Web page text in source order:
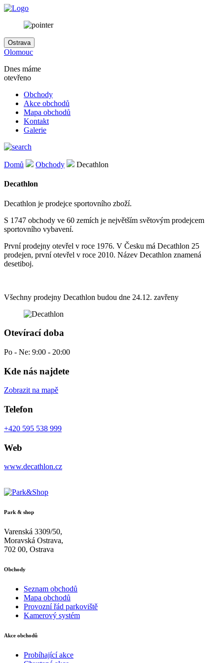
Ostrava
Olomouc
Dnes máme
otevřeno
Obchody
Akce obchodů
Mapa obchodů
Kontakt
Galerie
Domů Obchody Decathlon
Decathlon
Decathlon je prodejce sportovního zboží.
S 1747 obchody ve 60 zemích je největším světovým prodejcem
sportovního vybavení.
První prodejny otevřel v roce 1976. V Česku má Decathlon 25
prodejen, první otevřel v roce 2010. Název Decathlon znamená
desetiboj.
Všechny prodejny Decathlon budou dne 24.12. zavřeny
Otevírací doba
Po - Ne: 9:00 - 20:00
Kde nás najdete
Zobrazit na mapě
Telefon
+420 595 538 999
Web
www.decathlon.cz
Park & shop
Varenská 3309/50,
Moravská Ostrava,
702 00, Ostrava
Obchody
Seznam obchodů
Mapa obchodů
Provozní řád parkoviště
Kamerový systém
Akce obchodů
Probíhající akce